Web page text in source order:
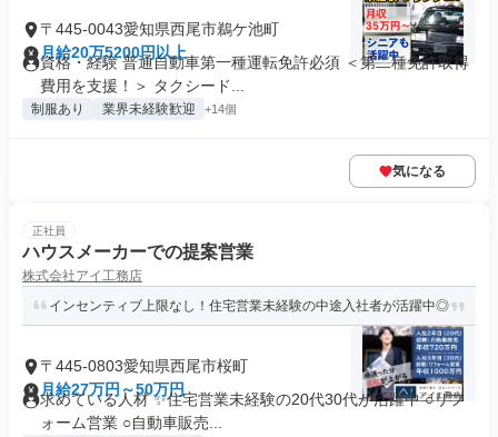
〒445-0043愛知県西尾市鵜ケ池町
月給20万5200円以上
資格・経験 普通自動車第一種運転免許必須 ＜第二種免許取得
費用を支援！＞ タクシード...
制服あり 業界未経験歓迎 +14個
気になる
正社員
ハウスメーカーでの提案営業
株式会社アイ工務店
インセンティブ上限なし！住宅営業未経験の中途入社者が活躍中◎
〒445-0803愛知県西尾市桜町
月給27万円～50万円
求めている人材 ✨住宅営業未経験の20代30代が活躍中 ○リフ
ォーム営業 ○自動車販売...